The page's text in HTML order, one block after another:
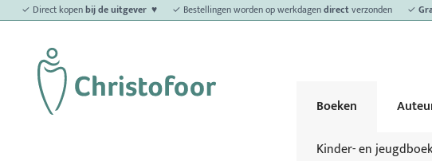
✓ Direct kopenbij de uitgever ♥ ✓ Bestellingen worden op werkdagendirectverzonden ✓
Boeken
Kinder- en